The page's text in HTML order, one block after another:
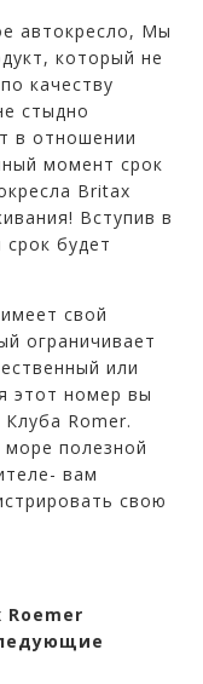
автокресло, Мы
который не
качеству
стыдно
в отношении
момент срок
Britax
Вступив в
будет
свой
ограничивает
или
этот номер вы
Romer.
полезной
вам
свою